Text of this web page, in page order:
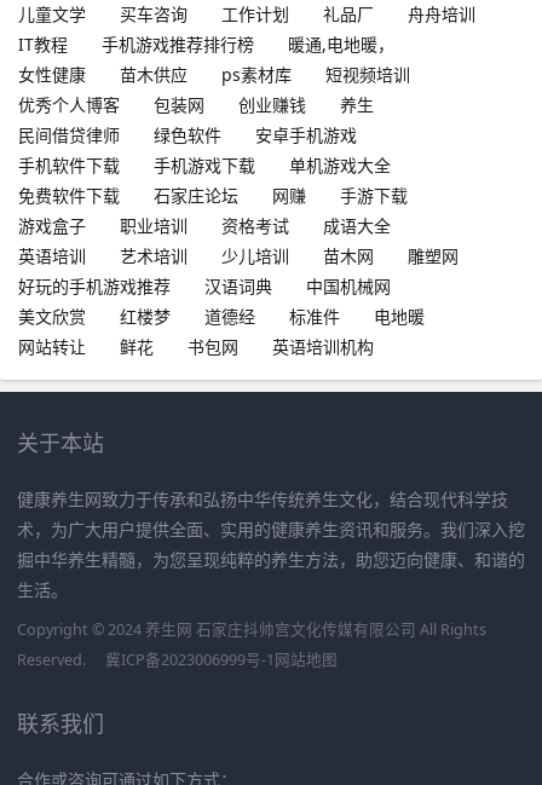
儿童文学
买车咨询 工作计划 礼品厂
舟舟培训
IT教程
手机游戏推荐排行榜
暖通,电地暖，
女性健康
苗木供应 ps素材库
短视频培训
优秀个人博客
包装网 创业赚钱
养生
民间借贷律师
绿色软件
安卓手机游戏
手机软件下载
手机游戏下载
单机游戏大全
免费软件下载
石家庄论坛 网赚
手游下载
游戏盒子
职业培训 资格考试
成语大全
英语培训
艺术培训 少儿培训 苗木网
雕塑网
好玩的手机游戏推荐
汉语词典
中国机械网
美文欣赏
红楼梦 道德经 标准件
电地暖
网站转让
鲜花 书包网 英语培训机构
关于本站
健康养生网致力于传承和弘扬中华传统养生文化，结合现代科学技
术，为广大用户提供全面、实用的健康养生资讯和服务。我们深入挖
掘中华养生精髓，为您呈现纯粹的养生方法，助您迈向健康、和谐的
生活。
Copyright © 2024 养生网 石家庄抖帅宫文化传媒有限公司 All Rights
Reserved.
冀ICP备2023006999号-1网站地图
联系我们
合作或咨询可通过如下方式：